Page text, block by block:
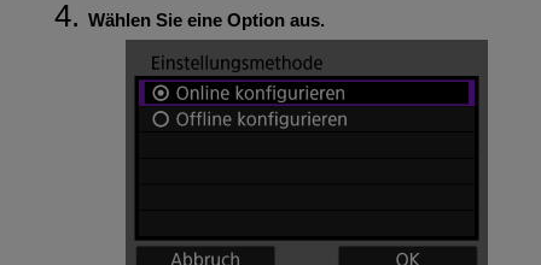
Wählen Sie eine Option aus.